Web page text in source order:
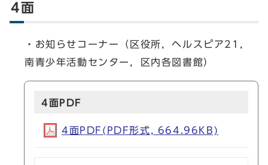
4面
・お知らせコーナー（区役所，ヘルスピア21，
南青少年活動センター，区内各図書館）
4面PDF
4面PDF(PDF形式, 664.96KB)